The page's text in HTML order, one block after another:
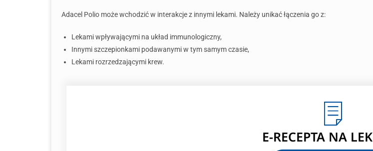
Adacel Polio może wchodzić w interakcje z innymi lekami. Należy unikać łączenia go z:
Lekami wpływającymi na układ immunologiczny,
Innymi szczepionkami podawanymi w tym samym czasie,
Lekami rozrzedzającymi krew.
E-RECEPTA NA LEK